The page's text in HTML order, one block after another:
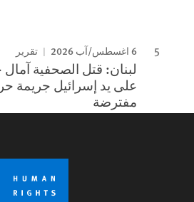
6 اغسطس/آب 2026 تقرير
لبنان: قتل الصحفية آمال
على يد إسرائيل جريمة
مفترضة